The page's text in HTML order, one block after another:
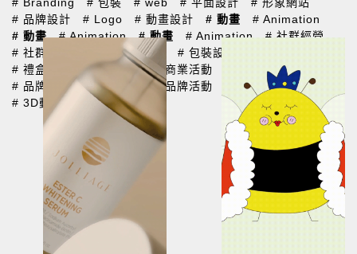
# 品牌設計
# Logo # 動畫設計 # 動畫
# Animation
# 動畫
# Animation # 動畫 # Animation
# 社群經營
# 社群行銷
# 商業空間規劃 # 包裝設計
# 禮盒設計
# 形象影片 # 商業活動
# 公關活動
# 品牌大使
# 商業攝影 # 品牌活動
# Logo動畫
# 3D動畫
# 輔助圖形設計